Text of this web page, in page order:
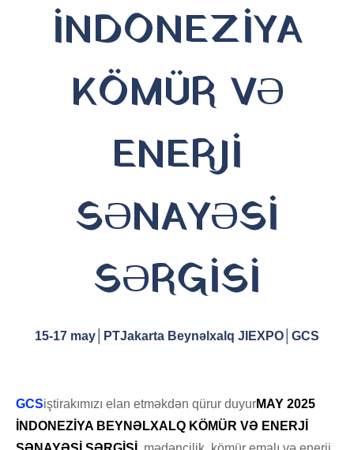
İNDONEZİYA
KÖMÜR VƏ
ENERJİ
SƏNAYƏSİ
SƏRGİSİ
15-17 may│PTJakarta Beynəlxalq JIEXPO│GCS
GCSiştirakımızı elan etməkdən qürur duyurMAY 2025
İNDONEZİYA BEYNƏLXALQ KÖMÜR VƏ ENERJİ